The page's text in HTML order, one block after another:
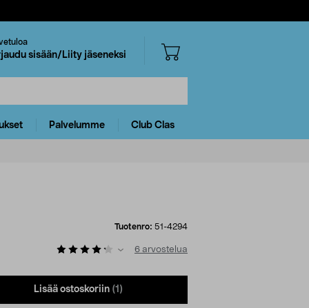
sisään/Liity jäseneksi
Palvelumme Club Clas
Tuotenro: 51-4294
6 arvostelua
Lisää ostoskoriin (1)